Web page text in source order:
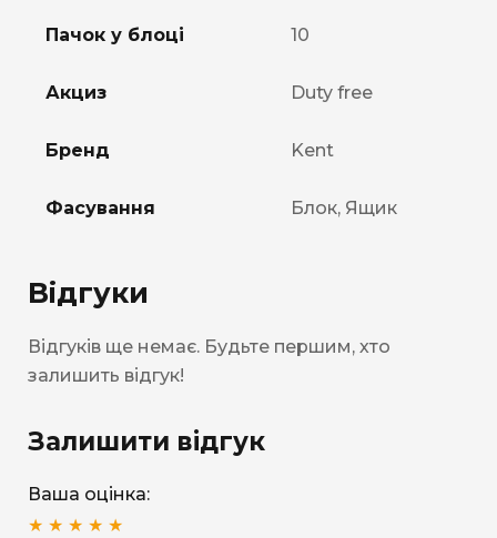
Пачок у блоці 10
Акциз Duty free
Бренд Kent
Фасування Блок, Ящик
Відгуки
Відгуків ще немає. Будьте першим, хто
залишить відгук!
Залишити відгук
Ваша оцінка:
★ ★ ★ ★ ★